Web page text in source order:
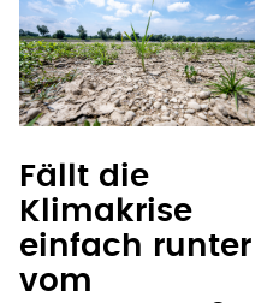
Fällt die
Klimakrise
einfach runter
vom